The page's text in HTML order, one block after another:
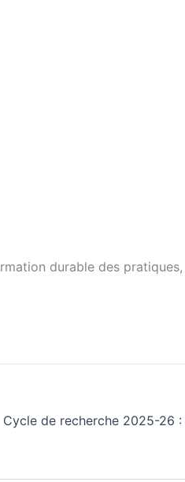
durable des
Cycle de recherche 2025-26